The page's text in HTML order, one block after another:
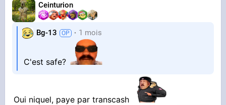
Ceinturion
Bg-13 1 mois
C'est safe?
Oui niquel, paye par transcash